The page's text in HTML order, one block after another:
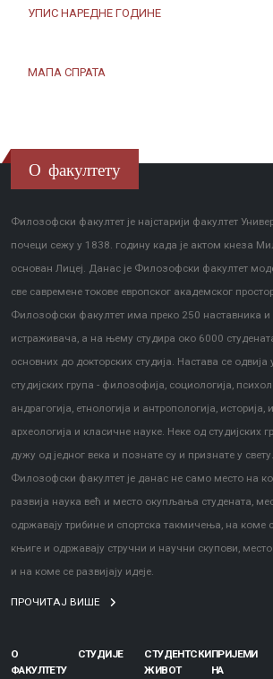
УПИС НАРЕДНЕ ГОДИНЕ
МАПА СПРАТА
О факултету
Филозофски факултет је најстарији факултет
почеци сежу у 1838. годину када је актом кнеза
основан Лицеј. Данас је Филозофски факултет
све савремене токове европског академског
Филозофски факултет има преко 250 наставника
истраживача, а на њему студира око 6000
основних до докторских студија. Настава се одвија
студијских група - филозофија, социологија,
андрагогија, етнологија и антропологија, историја,
археологија и класичне науке. Неке од студијских
дужу од једног века и познате су и признате у свету.
Филозофски факултет је данас не само место на
развија наука већ и место окупљања студената,
одржавају трибине и спортска такмичења, на коме
књиге и одржавају стручни и научни скупови,
и на коме се развијају идеје.
ПРОЧИТАЈ ВИШЕ
О
ФАКУЛТЕТУ
СТУДИЈЕ
СТУДЕНТСКИ
ЖИВОТ
ПРИЈЕМИ
НА